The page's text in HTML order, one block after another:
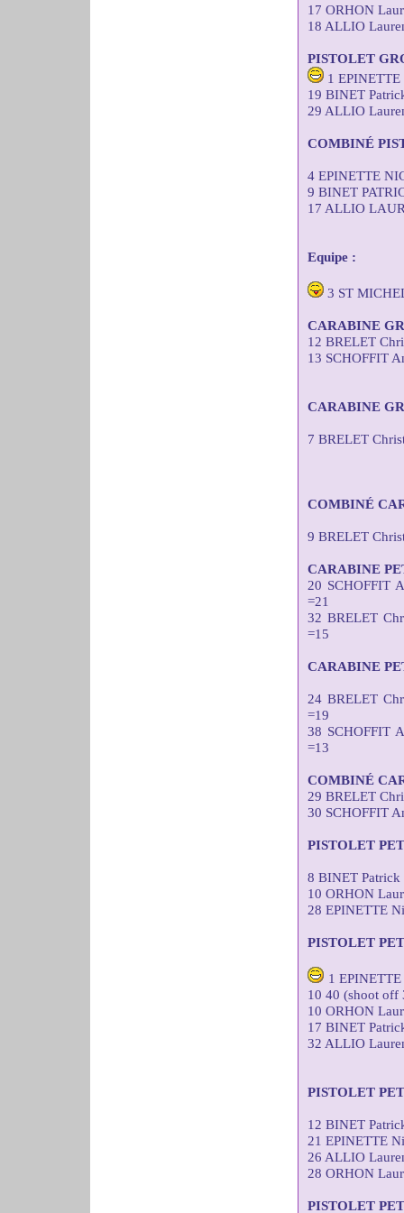
17 ORHON
18 ALLIO
PISTOLET
1
19 BINET
29 ALLIO
COMBINÉ
4 EPINETTE
9 BINET
17 ALLIO
Equipe :
3 ST
CARABINE
12 BRELET
13 SCHOFFIT
CARABINE
7 BRELET
COMBINÉ
9 BRELET
CARABINE
20 SCHOFFIT
=21
32 BRELET
=15
CARABINE
24 BRELET
=19
38 SCHOFFIT
=13
COMBINÉ
29 BRELET
30 SCHOFFIT
PISTOLET
8 BINET Patrick
10 ORHON
28 EPINETTE
PISTOLET
1
10 40 (shoot off
10 ORHON
17 BINET
32 ALLIO
PISTOLET
12 BINET
21 EPINETTE
26 ALLIO
28 ORHON
PISTOLET